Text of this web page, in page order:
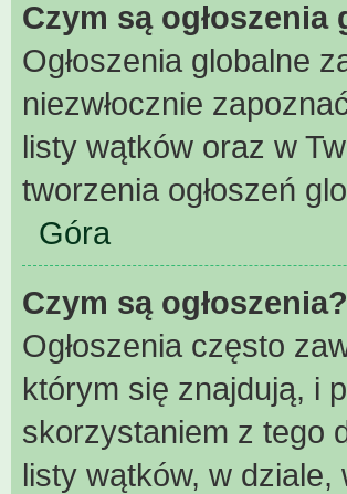
Czym są ogłoszenia
Ogłoszenia globalne
niezwłocznie
listy wątków oraz w
tworzenia ogłoszeń
Góra
Czym są ogłoszenia?
Ogłoszenia często
którym się znajdują, i
skorzystaniem z tego
listy wątków, w dziale,